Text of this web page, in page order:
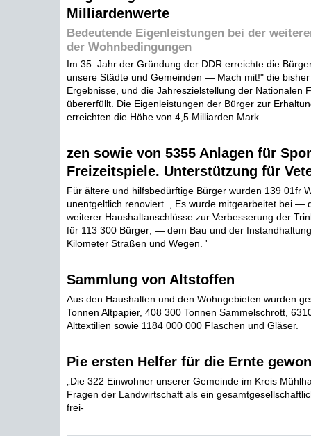
Milliardenwerte
Bedeutende Eigenleistungen bei der
der Wohnbedingungen
Im 35. Jahr der Gründung der DDR erreichte die
unsere Städte und Gemeinden — Mach mit!" die
Ergebnisse, und die Jahreszielstellung der Nationalen
übererfüllt. Die Eigenleistungen der Bürger zur
erreichten die Höhe von 4,5 Milliarden Mark ...
zen sowie von 5355 Anlagen für
Freizeitspiele. Unterstützung für
Für ältere und hilfsbedürftige Bürger wurden 139 01fr
unentgeltlich renoviert. , Es wurde mitgearbeitet bei —
weiterer Haushaltanschlüsse zur Verbesserung der
für 113 300 Bürger; — dem Bau und der
Kilometer Straßen und Wegen. '
Sammlung von Altstoffen
Aus den Haushalten und den Wohngebieten wurden
Tonnen Altpapier, 408 300 Tonnen Sammelschrott,
Alttextilien sowie 1184 000 000 Flaschen und Gläser.
Pie ersten Helfer für die Ernte
„Die 322 Einwohner unserer Gemeinde im Kreis
Fragen der Landwirtschaft als ein
frei-